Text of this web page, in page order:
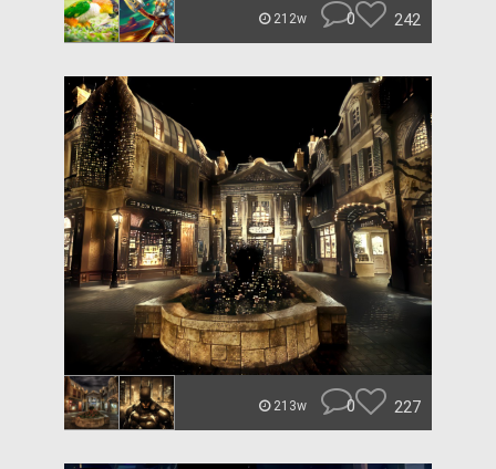
212w 0 242
213w 0 227